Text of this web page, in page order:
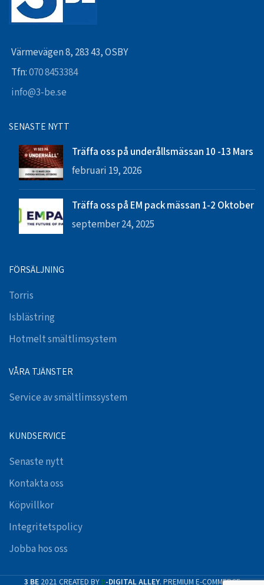
Värmevägen 8, 283 43, OSBY
Tfn:070 8453384
info@3-be.se
SENASTE NYTT
Träffa oss på underållsmässan 10 -13 Mars
februari 19, 2026
Träffa oss på EM pack mässan 1-2 Oktober
september 24, 2025
FÖRSÄLJNING
Torris
Isblästring
Hotmelt smältlimsystem
VÅRA TJÄNSTER
Service av smältlimssystem
KUNDSERVICE
Senaste nytt
Kontakta oss
Köpvillkor
Integritetspolicy
Jobba hos oss
3 BE 2021 CREATED BY D-DIGITAL ALLEY. PREMIUM E-COMMERCE